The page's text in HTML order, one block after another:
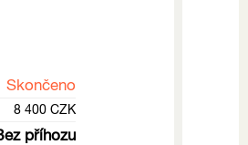
Skončeno
8 400 CZK
příhozu